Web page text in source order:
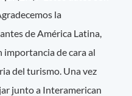
la
de América Latina,
importancia de cara al
del turismo. Una vez
junto a Interamerican